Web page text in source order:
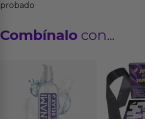
probado
Combínalo con...